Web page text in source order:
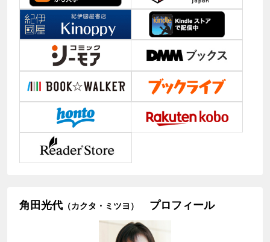
角田光代 （カクタ・ミツヨ） プロフィール